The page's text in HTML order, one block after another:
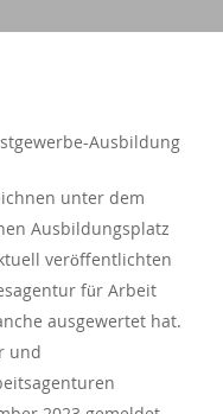
Ausbildung
unter dem
Ausbildungsplatz
veröffentlichten
für Arbeit
ausgewertet hat.
und